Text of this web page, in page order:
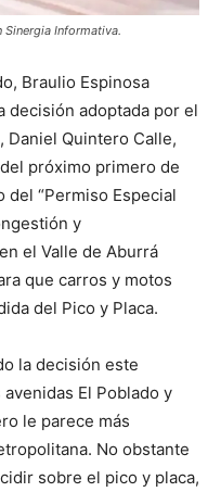
Sinergia Informativa.
Braulio Espinosa
decisión adoptada por el
Daniel Quintero Calle,
próximo primero de
“Permiso Especial
y
el Valle de Aburrá
que carros y motos
del Pico y Placa.
la decisión este
El Poblado y
le parece más
No obstante
sobre el pico y placa,